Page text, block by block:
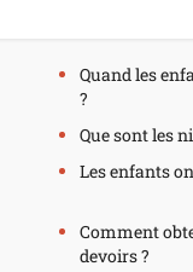
Quand les
?
Que sont les
Les enfants
Comment
devoirs ?